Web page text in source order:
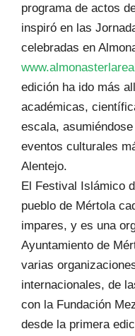
programa de actos
inspiró en las
celebradas en
edición ha ido más
académicas,
escala,
eventos culturales
Alentejo.
El Festival Islámico
pueblo de Mértola
impares, y es una
Ayuntamiento de
varias
internacionales, de
con la Fundación
desde la primera